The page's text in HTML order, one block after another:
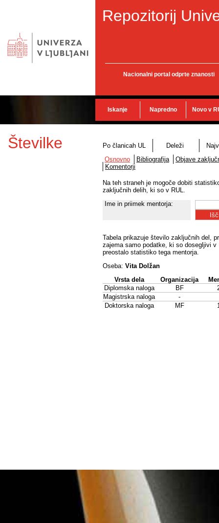
Repozitorij
Nacionalni portal odprte znanosti
Iskanje Napredno Novo v
Številke Po članicah UL Deleži
Osnovno
Bibliografija
Objave
Komentorji
Na teh straneh je mogoče dobiti
zaključnih delih, ki so v RUL.
Ime in priimek mentorja:
Tabela prikazuje število zaključnih del,
zajema samo podatke, ki so dosegljivi
preostalo statistiko tega mentorja.
Oseba: Vita Dolžan
Vrsta dela
Organizacija
Diplomska naloga
BF
Magistrska naloga
-
Doktorska naloga
MF